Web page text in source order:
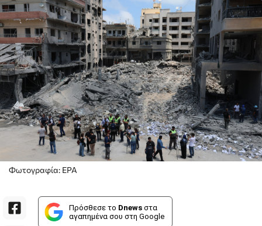
Φωτογραφία: ΕΡΑ
Πρόσθεσε το Dnews στα
αγαπημένα σου στη Google